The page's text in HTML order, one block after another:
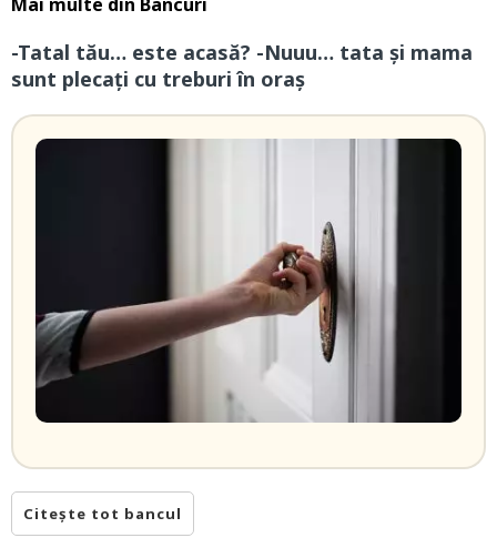
-Tatal tău… este acasă? -Nuuu… tata și mama
sunt plecați cu treburi în oraș
Citește tot bancul